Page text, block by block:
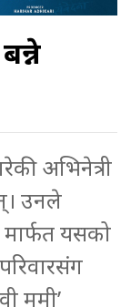
अभिनेत्री
उनले
यसको
ममी’